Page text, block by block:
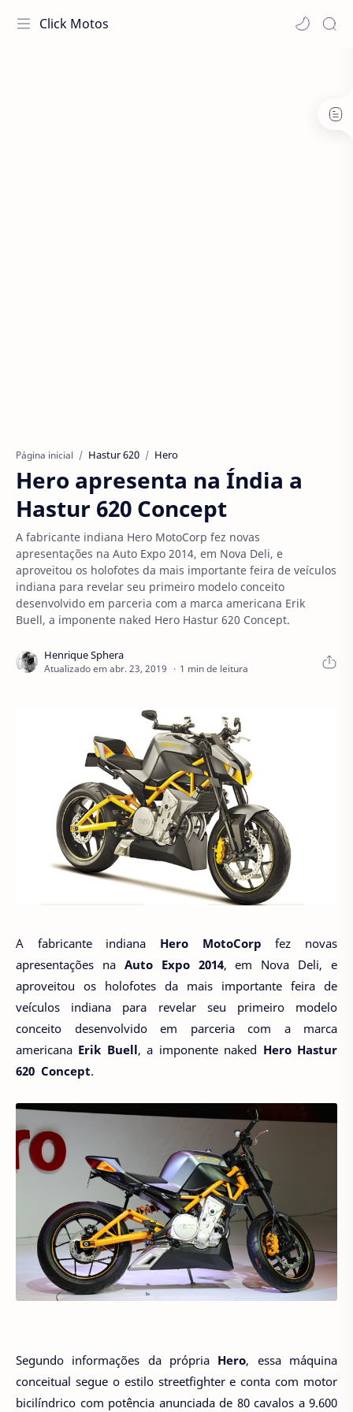
Click Motos
Página inicial Hastur 620 Hero
Hero apresenta na Índia a
Hastur 620 Concept
A fabricante indiana Hero MotoCorp fez novas
apresentações na Auto Expo 2014, em Nova Deli, e
aproveitou os holofotes da mais importante feira de veículos
indiana para revelar seu primeiro modelo conceito
desenvolvido em parceria com a marca americana Erik
Buell, a imponente naked Hero Hastur 620 Concept.
1 min de leitura
A fabricante indiana Hero MotoCorp fez novas
apresentações na Auto Expo 2014, em Nova Deli, e
aproveitou os holofotes da mais importante feira de
veículos indiana para revelar seu primeiro modelo
conceito desenvolvido em parceria com a marca
americana Erik Buell, a imponente naked Hero Hastur
620 Concept.
Segundo informações da própria Hero, essa máquina
conceitual segue o estilo streetfighter e conta com motor
bicilíndrico com potência anunciada de 80 cavalos a 9.600